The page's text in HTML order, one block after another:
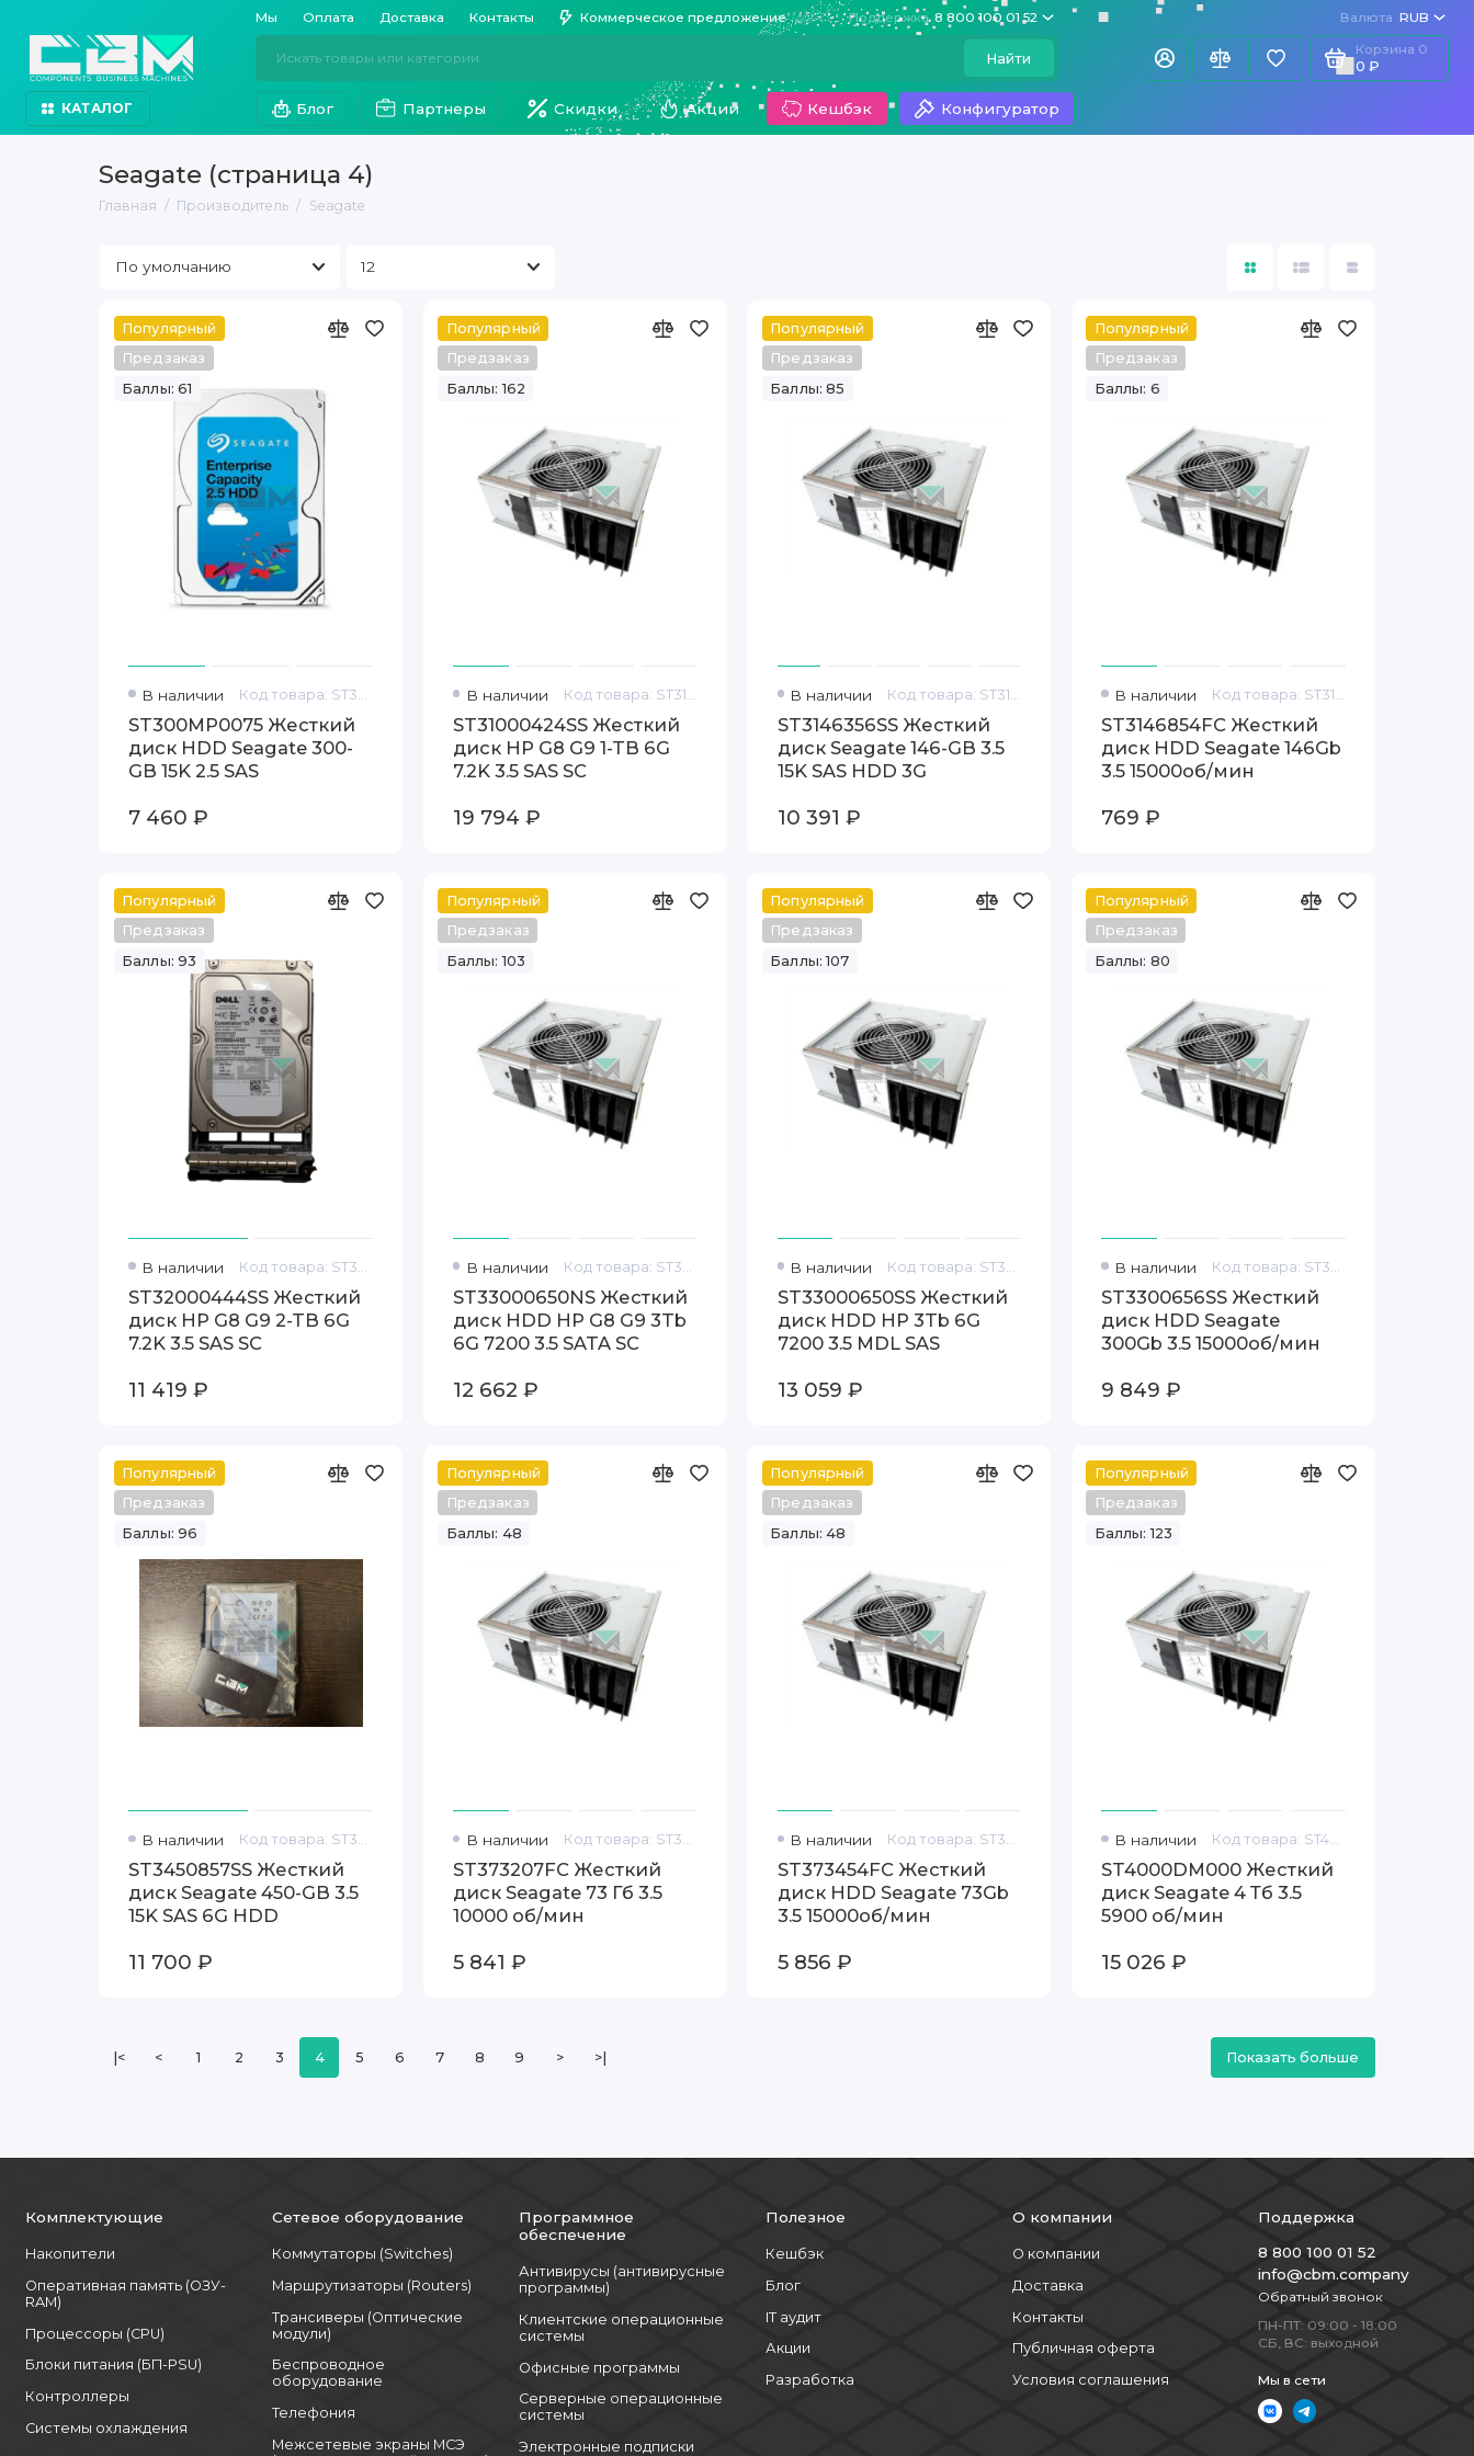
Мы Оплата Доставка Контакты Коммерческое предложение Поддержка 8 800 100 01 52 Валюта RUB
Найти
Корзина 0
0 ₽
КАТАЛОГ Блог Партнеры Скидки Акции Кешбэк Конфигуратор
Seagate (страница 4)
Главная Производитель Seagate
Популярный
Предзаказ
Баллы: 61
В наличии Код товара: ST300MP0075
ST300MP0075 Жесткий
диск HDD Seagate 300-
GB 15K 2.5 SAS
7 460 ₽
Популярный
Предзаказ
Баллы: 162
В наличии Код товара: ST31000424SS
ST31000424SS Жесткий
диск HP G8 G9 1-TB 6G
7.2K 3.5 SAS SC
19 794 ₽
Популярный
Предзаказ
Баллы: 85
В наличии Код товара: ST3146356SS
ST3146356SS Жесткий
диск Seagate 146-GB 3.5
15K SAS HDD 3G
10 391 ₽
Популярный
Предзаказ
Баллы: 6
В наличии Код товара: ST3146854FC
ST3146854FC Жесткий
диск HDD Seagate 146Gb
3.5 15000об/мин
769 ₽
Популярный
Предзаказ
Баллы: 93
В наличии Код товара: ST32000444SS
ST32000444SS Жесткий
диск HP G8 G9 2-TB 6G
7.2K 3.5 SAS SC
11 419 ₽
Популярный
Предзаказ
Баллы: 103
В наличии Код товара: ST33000650NS
ST33000650NS Жесткий
диск HDD HP G8 G9 3Tb
6G 7200 3.5 SATA SC
12 662 ₽
Популярный
Предзаказ
Баллы: 107
В наличии Код товара: ST33000650SS
ST33000650SS Жесткий
диск HDD HP 3Tb 6G
7200 3.5 MDL SAS
13 059 ₽
Популярный
Предзаказ
Баллы: 80
В наличии Код товара: ST3300656SS
ST3300656SS Жесткий
диск HDD Seagate
300Gb 3.5 15000об/мин
9 849 ₽
Популярный
Предзаказ
Баллы: 96
В наличии Код товара: ST3450857SS
ST3450857SS Жесткий
диск Seagate 450-GB 3.5
15K SAS 6G HDD
11 700 ₽
Популярный
Предзаказ
Баллы: 48
В наличии Код товара: ST373207FC
ST373207FC Жесткий
диск Seagate 73 Гб 3.5
10000 об/мин
5 841 ₽
Популярный
Предзаказ
Баллы: 48
В наличии Код товара: ST373454FC
ST373454FC Жесткий
диск HDD Seagate 73Gb
3.5 15000об/мин
5 856 ₽
Популярный
Предзаказ
Баллы: 123
В наличии Код товара: ST4000DM000
ST4000DM000 Жесткий
диск Seagate 4 Тб 3.5
5900 об/мин
15 026 ₽
|< < 1 2 3 4 5 6 7 8 9 > >| Показать больше
Комплектующие
Накопители
Оперативная память (ОЗУ-
RAM)
Процессоры (CPU)
Блоки питания (БП-PSU)
Контроллеры
Системы охлаждения
Сетевое оборудование
Коммутаторы (Switches)
Маршрутизаторы (Routers)
Трансиверы (Оптические
модули)
Беспроводное
оборудование
Телефония
Межсетевые экраны МСЭ
Программное
обеспечение
Антивирусы (антивирусные
программы)
Клиентские операционные
системы
Офисные программы
Серверные операционные
системы
Электронные подписки
Полезное
Кешбэк
Блог
IT аудит
Акции
Разработка
О компании
О компании
Доставка
Контакты
Публичная оферта
Условия соглашения
Поддержка
8 800 100 01 52
info@cbm.company
Обратный звонок
ПН-ПТ: 09:00 - 18:00
СБ, ВС: выходной
Мы в сети